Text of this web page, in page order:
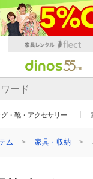
グ・靴・アクセサリー
ム 家具・収納